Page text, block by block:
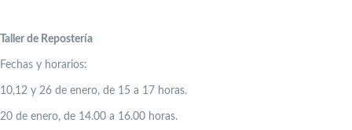
Taller de Repostería
Fechas y horarios:
10,12 y 26 de enero, de 15 a 17 horas.
20 de enero, de 14.00 a 16.00 horas.